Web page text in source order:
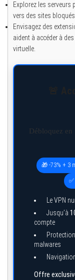
Explorez les serveurs
vers des sites
Envisagez des
aident à accéder à
virtuelle.
Débloquez
🎁 -73% + 3
Le VPN
Jusqu’à
compte
malwares
Offre